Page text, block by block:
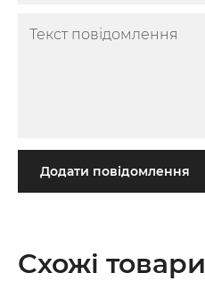
Додати повідомлення
Схожі товари